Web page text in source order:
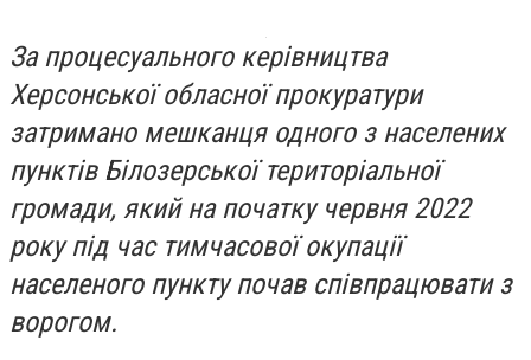
За процесуального керівництва
Херсонської обласної прокуратури
затримано мешканця одного з населених
пунктів Білозерської територіальної
громади, який на початку червня 2022
року під час тимчасової окупації
населеного пункту почав співпрацювати з
ворогом.